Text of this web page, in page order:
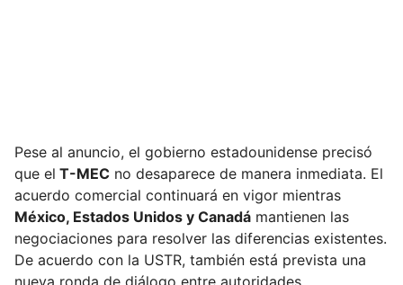
Pese al anuncio, el gobierno estadounidense precisó
que el T-MEC no desaparece de manera inmediata. El
acuerdo comercial continuará en vigor mientras
México, Estados Unidos y Canadá mantienen las
negociaciones para resolver las diferencias existentes.
De acuerdo con la USTR, también está prevista una
nueva ronda de diálogo entre autoridades